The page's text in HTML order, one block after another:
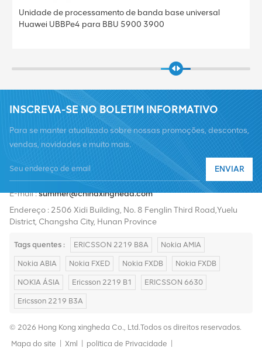
Unidade de processamento de banda base universal
Huawei UBBPe4 para BBU 5900 3900
INSCREVA-SE NO BOLETIM INFORMATIVO
Para se manter atualizado sobre nossas promoções, descontos,
vendas, novidades e muito mais.
ENVIAR
E-mail :summer@chinaxingheda.com
Endereço : 2506 Xidi Building, No. 8 Fenglin Third Road,Yuelu
District, Changsha City, Hunan Province
Tags quentes : ERICSSON 2219 B8A Nokia AMIA
Nokia ABIA Nokia FXED Nokia FXDB Nokia FXDB
NOKIA ÁSIA Ericsson 2219 B1 ERICSSON 6630
Ericsson 2219 B3A
© 2026 Hong Kong xingheda Co., Ltd.Todos os direitos reservados.
Mapa do site
Xml política de Privacidade